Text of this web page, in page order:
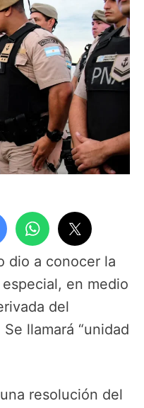
dio a conocer la
en medio
del
llamará “unidad
resolución del